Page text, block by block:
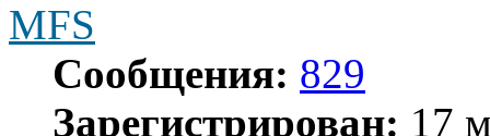
MFS
Сообщения: 829
Зарегистрирован: 17